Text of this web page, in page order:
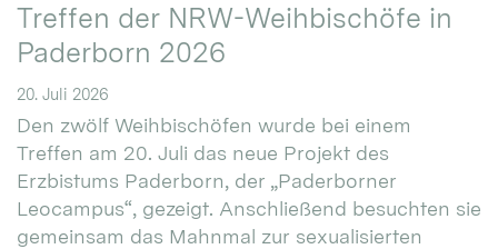
Treffen der NRW-Weihbischöfe in
Paderborn 2026
20. Juli 2026
Den zwölf Weihbischöfen wurde bei einem
Treffen am 20. Juli das neue Projekt des
Erzbistums Paderborn, der „Paderborner
Leocampus“, gezeigt. Anschließend besuchten sie
gemeinsam das Mahnmal zur sexualisierten